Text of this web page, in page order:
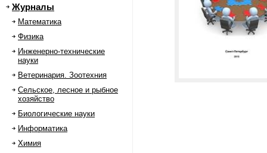
Журналы
Математика
Физика
Инженерно-технические
науки
Ветеринария. Зоотехния
Сельское, лесное и рыбное
хозяйство
Биологические науки
Информатика
Химия